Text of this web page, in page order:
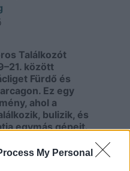
My Personal
Találkozót
között
Fürdő és
Ez egy
ahol a
bulizik, és
egymás gépeit.